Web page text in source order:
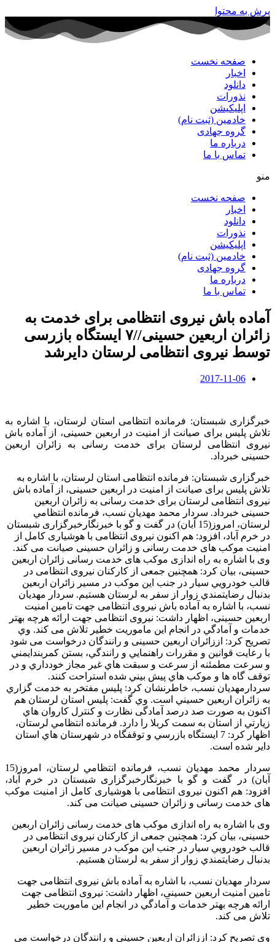
پرش به محتوا
صفحه نخست
اخبار
دانلود
نذورات
اپلیکیشن
خادمین (ثبت نام)
گروه جهادی
درباره ما
تماس با ما
منو
صفحه نخست
اخبار
دانلود
نذورات
اپلیکیشن
خادمین (ثبت نام)
گروه جهادی
درباره ما
تماس با ما
آماده باش نیروی انتظامی برای خدمت به
زائران اربعین حسینی//۷ ایستگاه بازرسی
توسط نیروی انتظامی لرستان دایرشد
2017-11-06
خبرگزاری شبستان: فرمانده انتظامی استان لرستان، با اشاره به
تلاش پلیس برای صیانت از امنیت در اربعین حسینی، از آماده باش
نیروی انتظامی لرستان برای خدمت رسانی به زائران اربعین
حسینی خبرداد.
خبرگزاری شبستان: فرمانده انتظامی استان لرستان، با اشاره به
تلاش پلیس برای صیانت از امنیت در اربعین حسینی، از آماده باش
نیروی انتظامی لرستان برای خدمت رسانی به زائران اربعین
حسینی خبرداد. سردار محمد مهدیان نسب، فرمانده انتظامي
لرستان، امروز(15 آبان) در گفت و گو با خبرنگارخبرگزاری شبستان
در خرم آباد، افزود: هم اکنون نیروی انتظامی با هوشیاری کامل از
امنیت موکب های خدمت رسانی و زائران حسینی صیانت می کند.
وی با اشاره به راه اندازی موکب های خدمت رسانی زائران اربعین
حسینی، بیان کرد: همچنین جمعی از کارکنان نیروی انتظامی در
قالب خودرويي سيار در جنب اين موكب در مسير زائران اربعين
بدنبال رضايتمندي زوار از سفر به لرستان هستيم. سردار مهدیان
نسب، با اشاره به آماده باش نیروی انتظامی جهت تامین امنیت
اربعین حسینی، اظهار داشت: نیروی انتظامی جهت ارائه هرچه بهتر
خدمات و آمادگي در انجام اين ماموريت خطير تلاش می کند. وي
تصریح کرد: اززائران اربعین حسینی و رانندگان درخواست می شود
با رعايت قوانين و مقررات راهنمايي و رانندگي، بستن كمربندايمني
و سرعت مطمئنه از سرعت و سبقت هاي غير مجاز خودداري و در
توقف گاه ها و موكب هاي پيش بيني شده استراحت كنند.
سردارمهديان نسب، خاطرنشان کرد: پليس مفتخر به خدمت گزاري
به زائران اربعين حسيني است. وي گفت: پليس استان لرستان هم
اکنون به صورت صد درصد آمادگی نظارت و كنترل كاروان هاي
زيارتي از استان به سمت كربلا را دارد. فرمانده انتظامي لرستان،
اظهار کرد: 7 ايستگاه بازرسي و توقفگاه در شهرستان هاي استان
داير شده است.
سردار محمد مهدیان نسب، فرمانده انتظامي لرستان، امروز(15
آبان) در گفت و گو با خبرنگارخبرگزاری شبستان در خرم آباد،
افزود: هم اکنون نیروی انتظامی با هوشیاری کامل از امنیت موکب
های خدمت رسانی و زائران حسینی صیانت می کند.
وی با اشاره به راه اندازی موکب های خدمت رسانی زائران اربعین
حسینی، بیان کرد: همچنین جمعی از کارکنان نیروی انتظامی در
قالب خودرويي سيار در جنب اين موكب در مسير زائران اربعين
بدنبال رضايتمندي زوار از سفر به لرستان هستيم.
سردار مهدیان نسب، با اشاره به آماده باش نیروی انتظامی جهت
تامین امنیت اربعین حسینی، اظهار داشت: نیروی انتظامی جهت
ارائه هرچه بهتر خدمات و آمادگي در انجام اين ماموريت خطير
تلاش می کند.
وي تصریح کرد: اززائران اربعین حسینی و رانندگان درخواست می